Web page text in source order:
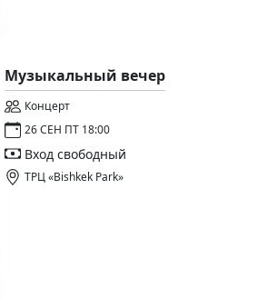
Музыкальный вечер
Концерт
26 СЕН ПТ 18:00
Вход свободный
ТРЦ «Bishkek Park»